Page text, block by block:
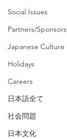
Social Issues
Partners/Sponsors
Japanese Culture
Holidays
Careers
日本語全て
社会問題
日本文化